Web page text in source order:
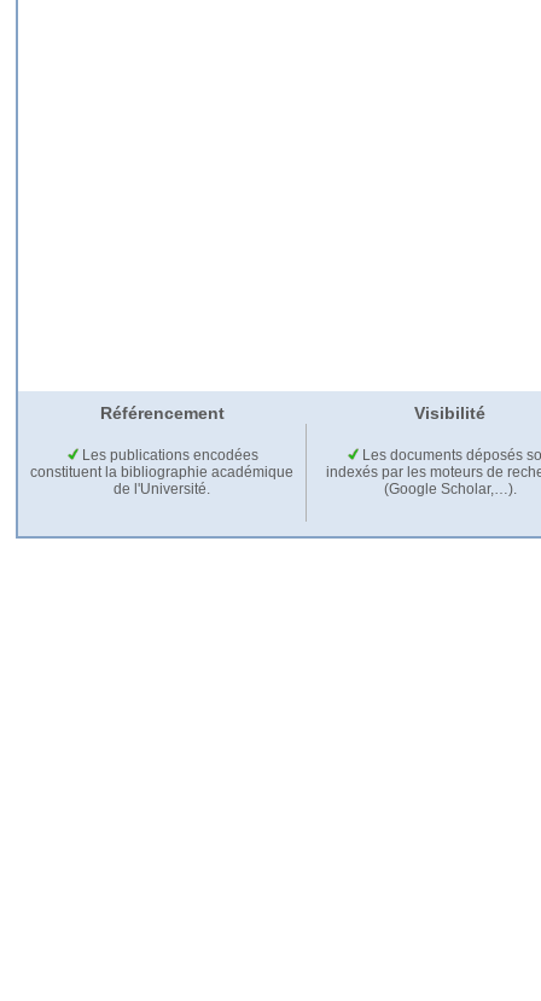
Référencement Visibilité
Les publications encodées
constituent la bibliographie académique
de l'Université.
Les documents déposés
indexés par les moteurs de
(Google Scholar,…).